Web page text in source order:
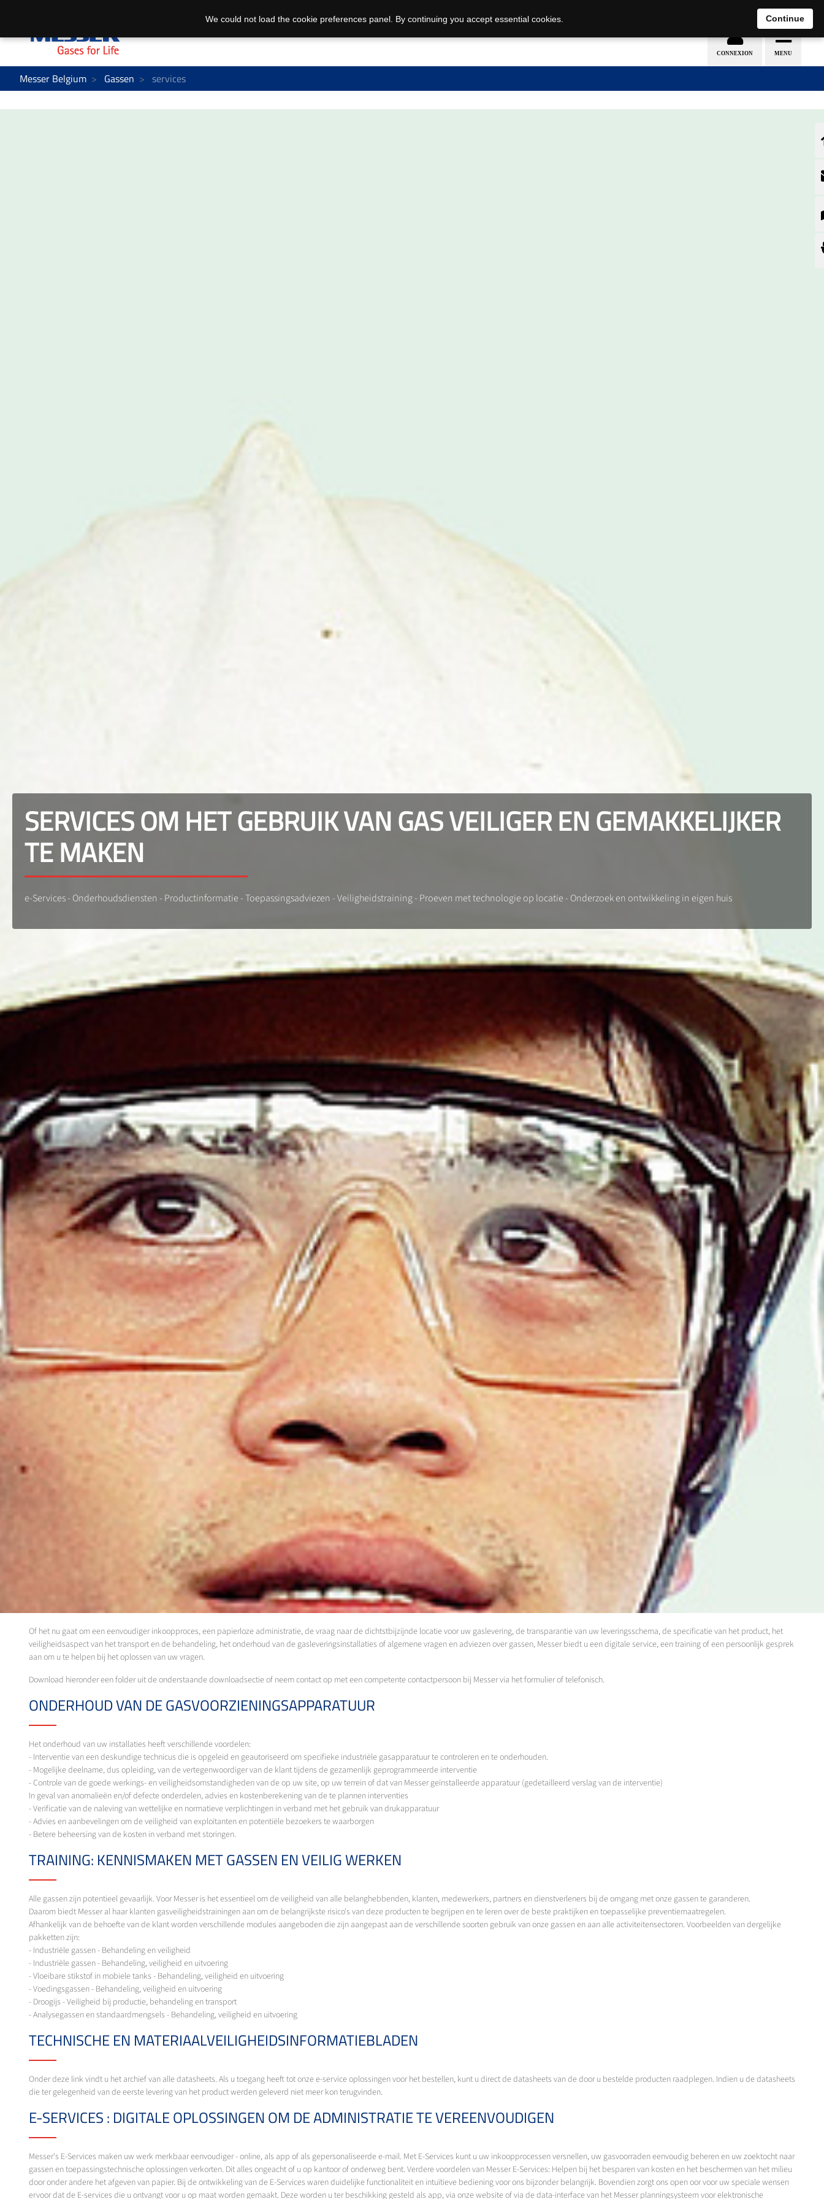
Nederlands français
Messer Belgium Gassen services
SERVICES OM HET GEBRUIK VAN GAS VEILIGER EN GEMAKKELIJKER
TE MAKEN
e-Services - Onderhoudsdiensten - Productinformatie - Toepassingsadviezen - Veiligheidstraining - Proeven met technologie op locatie - Onderzoek en ontwikkeling in eigen huis
Of het nu gaat om een eenvoudiger inkoopproces, een papierloze administratie, de vraag naar de dichtstbijzijnde locatie voor uw gaslevering, de transparantie van uw leveringsschema, de specificatie van het product, het
veiligheidsaspect van het transport en de behandeling, het onderhoud van de gasleveringsinstallaties of algemene vragen en adviezen over gassen, Messer biedt u een digitale service, een training of een persoonlijk gesprek
aan om u te helpen bij het oplossen van uw vragen.
Download hieronder een folder uit de onderstaande downloadsectie of neem contact op met een competente contactpersoon bij Messer via het formulier of telefonisch.
ONDERHOUD VAN DE GASVOORZIENINGSAPPARATUUR
Het onderhoud van uw installaties heeft verschillende voordelen:
- Interventie van een deskundige technicus die is opgeleid en geautoriseerd om specifieke industriële gasapparatuur te controleren en te onderhouden.
- Mogelijke deelname, dus opleiding, van de vertegenwoordiger van de klant tijdens de gezamenlijk geprogrammeerde interventie
- Controle van de goede werkings- en veiligheidsomstandigheden van de op uw site, op uw terrein of dat van Messer geïnstalleerde apparatuur (gedetailleerd verslag van de interventie)
In geval van anomalieën en/of defecte onderdelen, advies en kostenberekening van de te plannen interventies
- Verificatie van de naleving van wettelijke en normatieve verplichtingen in verband met het gebruik van drukapparatuur
- Advies en aanbevelingen om de veiligheid van exploitanten en potentiële bezoekers te waarborgen
- Betere beheersing van de kosten in verband met storingen.
TRAINING: KENNISMAKEN MET GASSEN EN VEILIG WERKEN
Alle gassen zijn potentieel gevaarlijk. Voor Messer is het essentieel om de veiligheid van alle belanghebbenden, klanten, medewerkers, partners en dienstverleners bij de omgang met onze gassen te garanderen.
Daarom biedt Messer al haar klanten gasveiligheidstrainingen aan om de belangrijkste risico's van deze producten te begrijpen en te leren over de beste praktijken en toepasselijke preventiemaatregelen.
Afhankelijk van de behoefte van de klant worden verschillende modules aangeboden die zijn aangepast aan de verschillende soorten gebruik van onze gassen en aan alle activiteitensectoren. Voorbeelden van dergelijke
pakketten zijn:
- Industriële gassen - Behandeling en veiligheid
- Industriële gassen - Behandeling, veiligheid en uitvoering
- Vloeibare stikstof in mobiele tanks - Behandeling, veiligheid en uitvoering
- Voedingsgassen - Behandeling, veiligheid en uitvoering
- Droogijs - Veiligheid bij productie, behandeling en transport
- Analysegassen en standaardmengsels - Behandeling, veiligheid en uitvoering
TECHNISCHE EN MATERIAALVEILIGHEIDSINFORMATIEBLADEN
Onder deze link vindt u het archief van alle datasheets. Als u toegang heeft tot onze e-service oplossingen voor het bestellen, kunt u direct de datasheets van de door u bestelde producten raadplegen. Indien u de datasheets
die ter gelegenheid van de eerste levering van het product werden geleverd niet meer kon terugvinden.
E-SERVICES : DIGITALE OPLOSSINGEN OM DE ADMINISTRATIE TE VEREENVOUDIGEN
Messer's E-Services maken uw werk merkbaar eenvoudiger - online, als app of als gepersonaliseerde e-mail. Met E-Services kunt u uw inkoopprocessen versnellen, uw gasvoorraden eenvoudig beheren en uw zoektocht naar
gassen en toepassingstechnische oplossingen verkorten. Dit alles ongeacht of u op kantoor of onderweg bent. Verdere voordelen van Messer E-Services: Helpen bij het besparen van kosten en het beschermen van het milieu
door onder andere het afgeven van papier. Bij de ontwikkeling van de E-Services waren duidelijke functionaliteit en intuïtieve bediening voor ons bijzonder belangrijk. Bovendien zorgt ons open oor voor uw speciale wensen
ervoor dat de E-services die u ontvangt voor u op maat worden gemaakt. Deze worden u ter beschikking gesteld als app, via onze website of via de data-interface van het Messer planningsysteem voor elektronische
We could not load the cookie preferences panel. By continuing you accept essential cookies. Continue